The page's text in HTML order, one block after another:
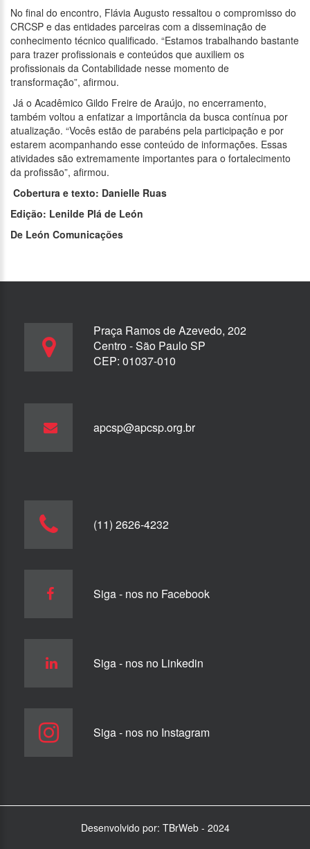
No final do encontro, Flávia Augusto ressaltou o compromisso do
CRCSP e das entidades parceiras com a disseminação de
conhecimento técnico qualificado. “Estamos trabalhando bastante
para trazer profissionais e conteúdos que auxiliem os
profissionais da Contabilidade nesse momento de
transformação”, afirmou.
Já o Acadêmico Gildo Freire de Araújo, no encerramento,
também voltou a enfatizar a importância da busca contínua por
atualização. “Vocês estão de parabéns pela participação e por
estarem acompanhando esse conteúdo de informações. Essas
atividades são extremamente importantes para o fortalecimento
da profissão”, afirmou.
Cobertura e texto: Danielle Ruas
Edição: Lenilde Plá de León
De León Comunicações
Praça Ramos de Azevedo, 202
Centro - São Paulo SP
CEP: 01037-010
apcsp@apcsp.org.br
(11) 2626-4232
Siga - nos no Facebook
Siga - nos no Linkedin
Siga - nos no Instagram
Desenvolvido por: TBrWeb - 2024